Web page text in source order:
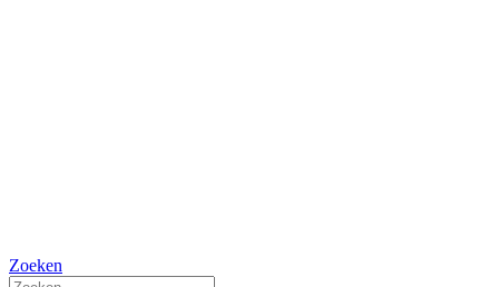
Zoeken